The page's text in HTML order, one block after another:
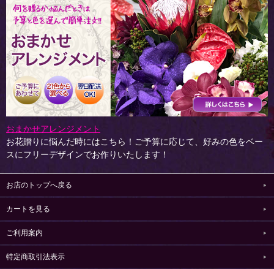
おまかせアレンジメント
お花贈りに悩んだ時にはこちら！ご予算に応じて、好みの色をベー
スにフリーデザインでお作りいたします！
お店のトップへ戻る
カートを見る
ご利用案内
特定商取引法表示